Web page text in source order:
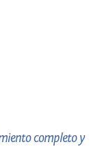
completo y